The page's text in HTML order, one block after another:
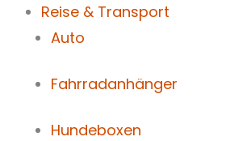
Reise & Transport
Auto
Fahrradanhänger
Hundeboxen